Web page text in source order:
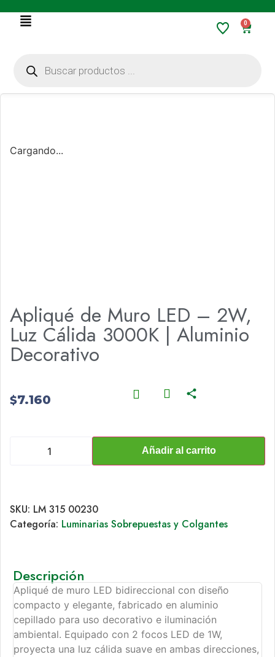
0
Cargando...
Apliqué de Muro LED – 2W,
Luz Cálida 3000K | Aluminio
Decorativo
$7.160
Añadir al carrito
SKU: LM 315 00230
Categoría: Luminarias Sobrepuestas y Colgantes
Descripción
Apliqué de muro LED bidireccional con diseño
compacto y elegante, fabricado en aluminio
cepillado para uso decorativo e iluminación
ambiental. Equipado con 2 focos LED de 1W,
proyecta una luz cálida suave en ambas direcciones,